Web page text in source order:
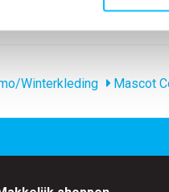
Winterkleding Mascot